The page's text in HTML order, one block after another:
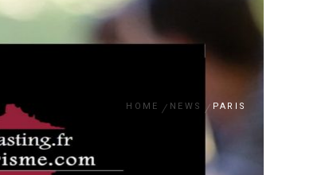
HOME NEWS PARIS